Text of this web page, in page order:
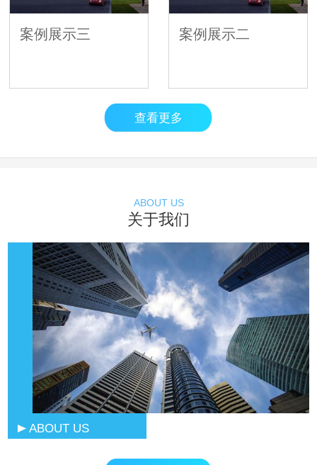
案例展示三 案例展示二
查看更多
ABOUT US
关于我们
ABOUT US